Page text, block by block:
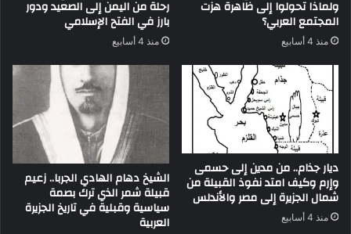
ولماذا تحولوا إلى ظاهرة هزت
المجتمع العربي؟
منذ 4 أسابيع
رحلة من اليمن إلى الصعيد ودور
بارز في الفتح الإسلامي
منذ 4 أسابيع
ديار جذام.. من مدين إلى حسمى
وإرم وكيف امتد نفوذ القبيلة من
شمال الجزيرة إلى مصر والأندلس
منذ 4 أسابيع
الشيخ دهام الهادي الجربا.. زعيم
قبيلة شمر الذي ترك بصمة
سياسية وقبلية في تاريخ الجزيرة
العربية